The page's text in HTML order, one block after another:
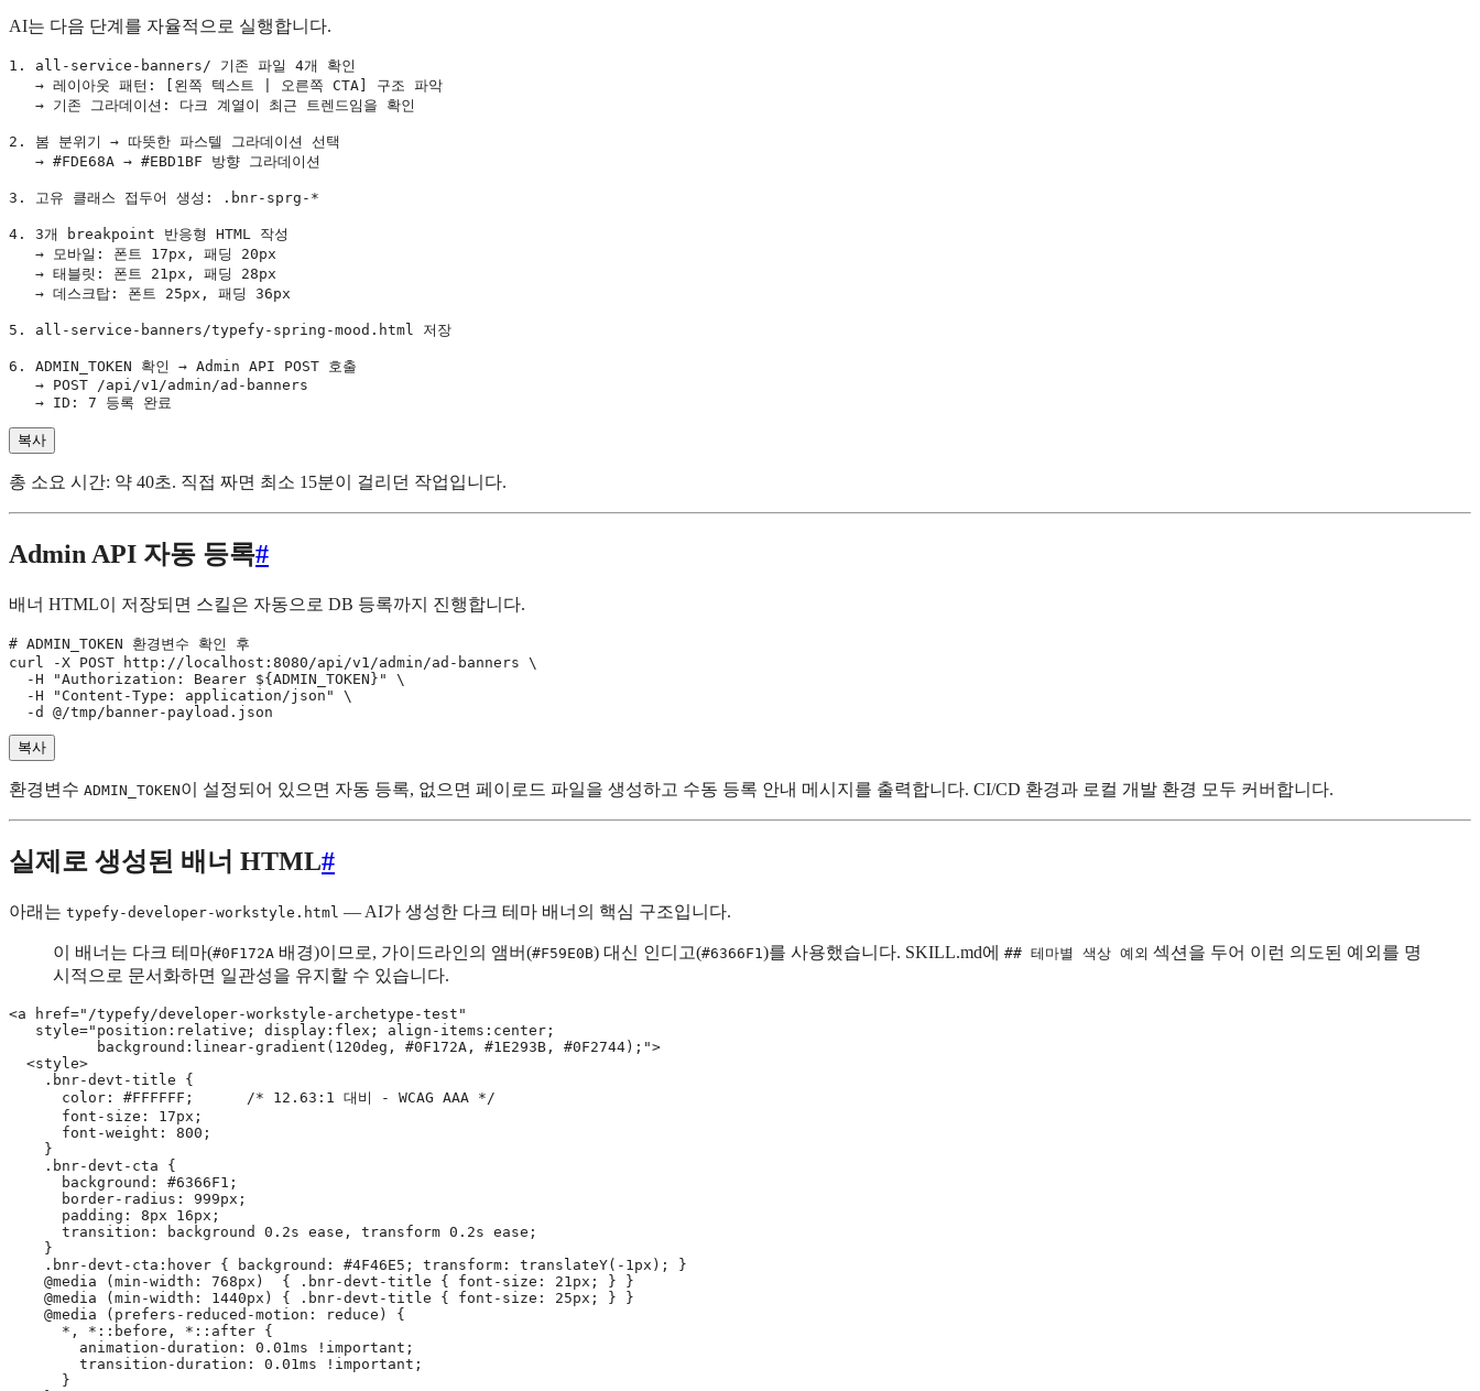
AI는 다음 단계를 자율적으로 실행합니다.
1. all-service-banners/ 기존 파일 4개 확인
   → 레이아웃 패턴: [왼쪽 텍스트 | 오른쪽 CTA] 구조 파악
   → 기존 그라데이션: 다크 계열이 최근 트렌드임을 확인
2. 봄 분위기 → 따뜻한 파스텔 그라데이션 선택
   → #FDE68A → #EBD1BF 방향 그라데이션
3. 고유 클래스 접두어 생성: .bnr-sprg-*
4. 3개 breakpoint 반응형 HTML 작성
   → 모바일: 폰트 17px, 패딩 20px
   → 태블릿: 폰트 21px, 패딩 28px
   → 데스크탑: 폰트 25px, 패딩 36px
5. all-service-banners/typefy-spring-mood.html 저장
6. ADMIN_TOKEN 확인 → Admin API POST 호출
   → POST /api/v1/admin/ad-banners
복사
총 소요 시간: 약 40초. 직접 짜면 최소 15분이 걸리던 작업입니다.
Admin API 자동 등록#
배너 HTML이 저장되면 스킬은 자동으로 DB 등록까지 진행합니다.
# ADMIN_TOKEN 환경변수 확인 후
curl -X POST http://localhost:8080/api/v1/admin/ad-banners \
  -H "Authorization: Bearer ${ADMIN_TOKEN}" \
  -H "Content-Type: application/json" \
복사
환경변수 ADMIN_TOKEN이 설정되어 있으면 자동 등록, 없으면 페이로드 파일을 생성하고 수동 등록 안내 메시지를 출력합니다. CI/CD 환경과 로컬 개발 환경 모두 커버합니다.
실제로 생성된 배너 HTML#
아래는 typefy-developer-workstyle.html — AI가 생성한 다크 테마 배너의 핵심 구조입니다.
이 배너는 다크 테마(#0F172A 배경)이므로, 가이드라인의 앰버(#F59E0B) 대신 인디고(#6366F1)를 사용했습니다. SKILL.md에 ## 테마별 색상 예외 섹션을 두어 이런 의도된 예외를 명
시적으로 문서화하면 일관성을 유지할 수 있습니다.
<a href="/typefy/developer-workstyle-archetype-test"
   style="position:relative; display:flex; align-items:center;
          background:linear-gradient(120deg, #0F172A, #1E293B, #0F2744);">
  <style>
    .bnr-devt-title {
      color: #FFFFFF;      /* 12.63:1 대비 - WCAG AAA */
      font-size: 17px;
      font-weight: 800;
    }
    .bnr-devt-cta {
      background: #6366F1;
      border-radius: 999px;
      padding: 8px 16px;
      transition: background 0.2s ease, transform 0.2s ease;
    }
    .bnr-devt-cta:hover { background: #4F46E5; transform: translateY(-1px); }
    @media (min-width: 768px)  { .bnr-devt-title { font-size: 21px; } }
    @media (min-width: 1440px) { .bnr-devt-title { font-size: 25px; } }
    @media (prefers-reduced-motion: reduce) {
      *, *::before, *::after {
        animation-duration: 0.01ms !important;
        transition-duration: 0.01ms !important;
      }